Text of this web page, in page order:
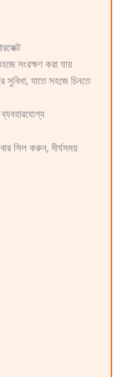
সংরক্ষণ করা যায়
যাতে সহজে চিনতে
সিল করুন, দীর্ঘসময়